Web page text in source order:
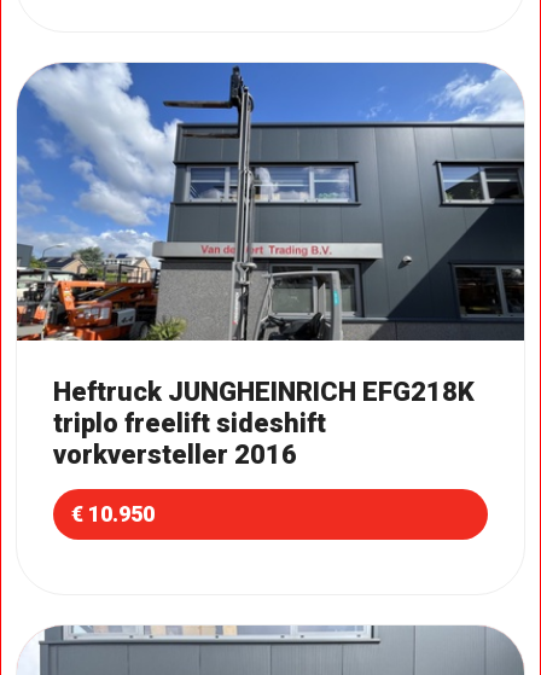
Heftruck JUNGHEINRICH EFG218K
triplo freelift sideshift
vorkversteller 2016
€ 10.950